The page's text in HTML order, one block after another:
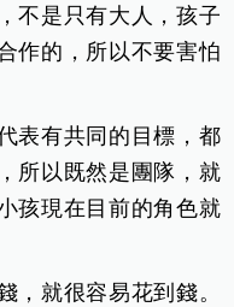
不是只有大人，孩子
作的，所以不要害怕
表有共同的目標，都
所以既然是團隊，就
孩現在目前的角色就
，就很容易花到錢。